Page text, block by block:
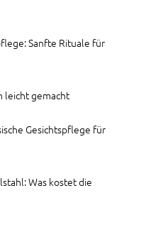
Sanfte Rituale für
leicht gemacht
Gesichtspflege für
Was kostet die